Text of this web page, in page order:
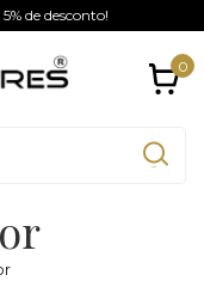
de desconto!
0